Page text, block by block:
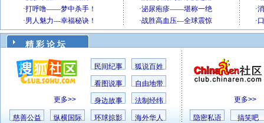
精 彩 论 坛
更多>>
民间纪事 狐说百姓
看图说事 自由地带
身边故事 法制经纬
慈善公益 纵横国际 环球掠影 海外华人
更多>>
隐密私语 搞笑吧